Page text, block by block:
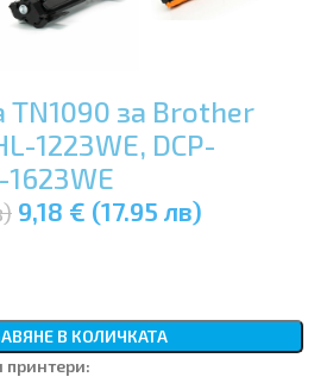
TN1090 за Brother
1223WE, DCP-
1623WE
9,18 € (17.95 лв)
В КОЛИЧКАТА